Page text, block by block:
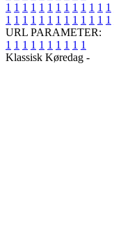
1 1 1 1 1 1 1 1 1 1 1 1 1
1 1 1 1 1 1 1 1 1 1 1 1 1
URL PARAMETER:
1 1 1 1 1 1 1 1 1 1
Klassisk Køredag -